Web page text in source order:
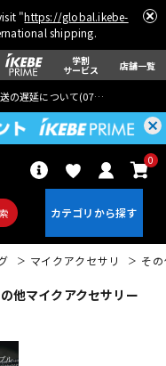
"https://global.ikebe-
shipping.
学割
サービス 店舗一覧
の遅延について(07月29日
0
マイクアクセサリ そ
他マイクアクセサリー